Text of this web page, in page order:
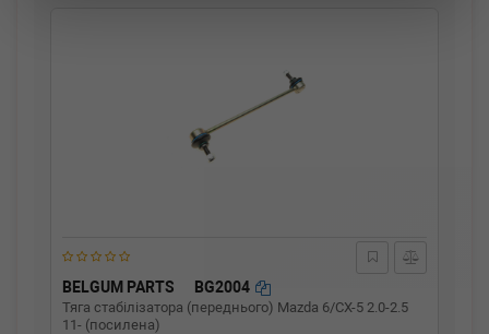
BELGUM PARTS BG2004
Тяга стабілізатора (переднього) Mazda 6/CX-5 2.0-2.5
11- (посилена)